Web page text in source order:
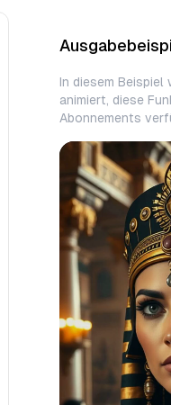
In diesem Beispiel
animiert, diese
Abonnements